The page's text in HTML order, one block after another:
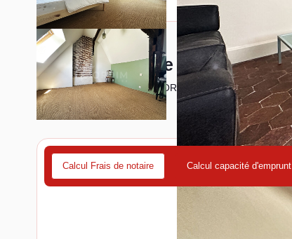
Découvrez votre futur quartier
Avec votre expert GROUPE ORDIM
Calcul Frais de notaire Calcul capacité d'emprunt